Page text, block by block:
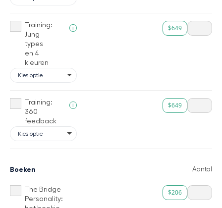
Training:
Jung
types
en 4
kleuren
i $649
Training:
360
feedback
i $649
Boeken Aantal
The Bridge
Personality:
$206